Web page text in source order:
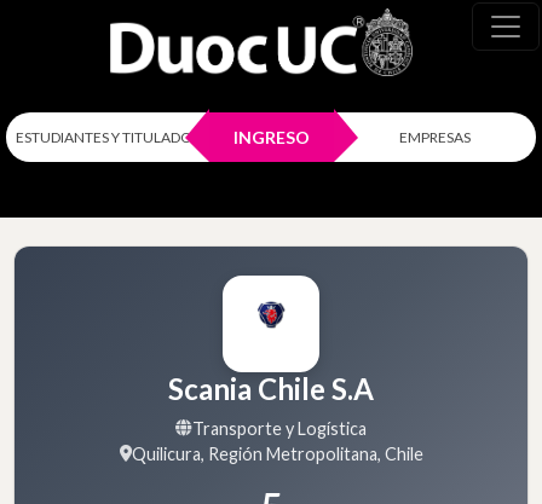
ESTUDIANTES Y TITULADOS INGRESO EMPRESAS
Scania Chile S.A
Transporte y Logística
Quilicura, Región Metropolitana, Chile